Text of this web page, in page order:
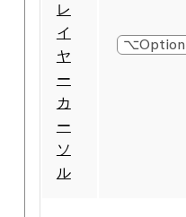
レ
イ
ヤ
ー
カ
ー
ソ
ル
⌥Option